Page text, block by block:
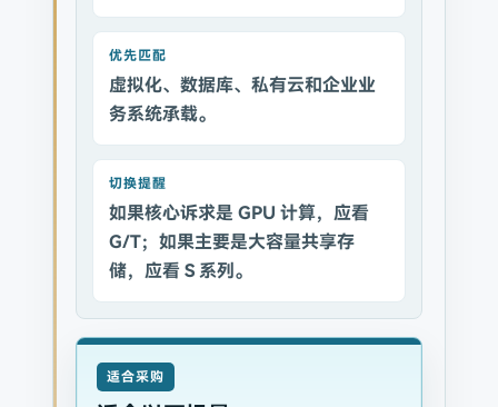
优先匹配
虚拟化、数据库、私有云和企业业
务系统承载。
切换提醒
如果核心诉求是 GPU 计算，应看
G/T；如果主要是大容量共享存
储，应看 S 系列。
适合采购